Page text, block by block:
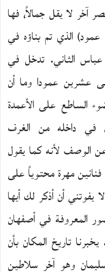
لا يقل جمالاً، فها
الذي تم بناؤه في
الشاه عباس الثاني. تدخل في
عشرين عمودا وما أن
الساطع على الأعمدة
في داخله من الغرف
الوصف لأنه كما يقول
مهرة محتوياً على
يفوتني أن أذكر لك أيها
المعروفة في أصفهان
تاريخ المكان بأن
وهو آخر سلاطين